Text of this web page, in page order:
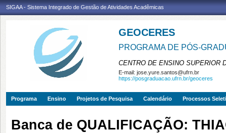
SIGAA - Sistema Integrado de Gestão de Atividades Acadêmicas
GEOCERES
PROGRAMA DE PÓS-
CENTRO DE ENSINO SUPERIOR
E-mail: jose.yure.santos@ufrn.br
https://posgraduacao.ufrn.br/geoceres
Programa Ensino Projetos de Pesquisa Calendário Processos
Banca de QUALIFICAÇÃO: